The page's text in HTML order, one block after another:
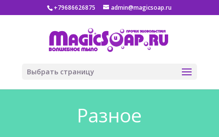
+79686626875 admin@magicsoap.ru
Выбрать страницу
Разное